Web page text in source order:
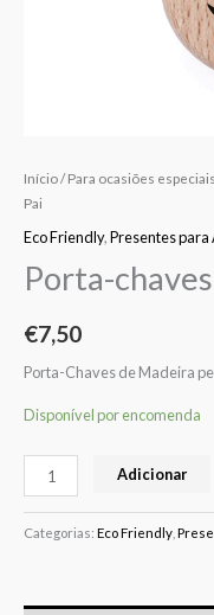
Início/Para ocasiões especiais
Pai
Eco Friendly,Presentes para
Porta-
€7,50
Porta-Chaves de Madeira
Disponível por encomenda
Adicionar
Categorias: Eco Friendly